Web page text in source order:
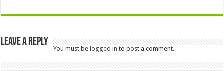
Leave a Reply
You must be logged in to post a comment.